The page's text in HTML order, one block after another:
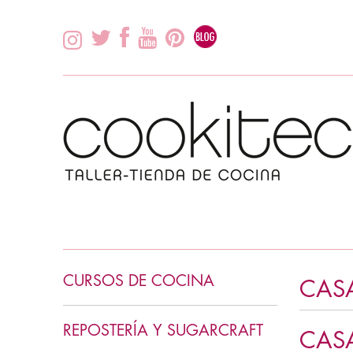
CURSOS DE COCINA
COCINA ASIÁTICA
REPOSTERÍA Y SUGARCRAFT